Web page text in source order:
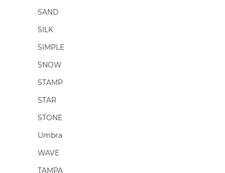
SAND
SILK
SIMPLE
SNOW
STAMP
STAR
STONE
Umbra
WAVE
TAMPA